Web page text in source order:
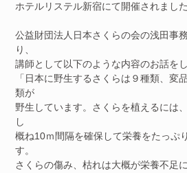
ホテルリステル新宿にて開催されました
公益財団法人日本さくらの会の浅田事
り、
講師として以下のような内容のお話を
「日本に野生するさくらは９種類、変
類が
野生しています。さくらを植えるには
し
概ね10ｍ間隔を確保して栄養をたっぷ
す。
さくらの傷み、枯れは大概が栄養不足